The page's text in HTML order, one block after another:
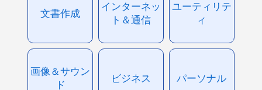
文書作成
インターネッ
ト＆通信
ユーティリテ
ィ
画像＆サウン
ド
ビジネス パーソナル